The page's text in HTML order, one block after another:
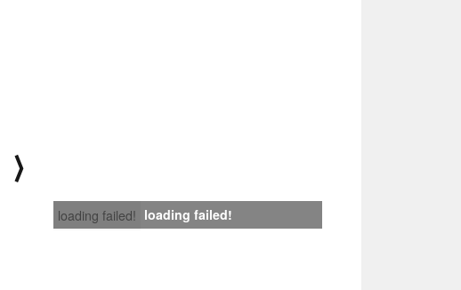
⟩
loading failed! loading failed!